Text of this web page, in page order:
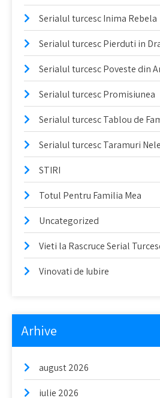
Serialul turcesc Inima Rebela
Serialul turcesc Pierduti in
Serialul turcesc Poveste din
Serialul turcesc Promisiunea
Serialul turcesc Tablou de
Serialul turcesc Taramuri
STIRI
Totul Pentru Familia Mea
Uncategorized
Vieti la Rascruce Serial
Vinovati de Iubire
Arhive
august 2026
iulie 2026